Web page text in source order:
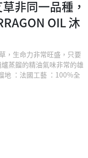
非同一品種，
OIL 沐
，生命力非常旺盛，只要
蒸餾的精油氣味非常的雄
地 ：法國工藝 ：100%全